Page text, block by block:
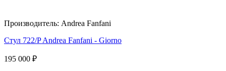
Производитель: Andrea Fanfani
Стул 722/P Andrea Fanfani - Giorno
195 000 ₽